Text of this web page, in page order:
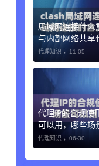
局域网连接什么
与内部网络共
代理IP的合规使
可以用，哪些场